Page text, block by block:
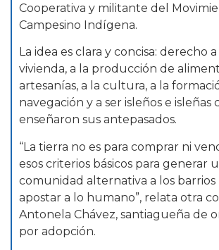
Cooperativa y militante del
Campesino Indígena.
La idea es clara y concisa: derecho
vivienda, a la producción de
artesanías, a la cultura, a la
navegación y a ser isleños e isleñas
enseñaron sus antepasados.
“La tierra no es para comprar ni
esos criterios básicos para generar
comunidad alternativa a los barrios
apostar a lo humano”, relata otra
Antonela Chávez, santiagueña de
por adopción.